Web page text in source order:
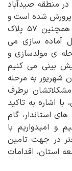
پلاک، اسناد مالکیت ۹۱ پلاک در منطقه صیدآباد
پرورش شده است و
به زودی به مرحله ی مزایده خواهد رسید. همچنین ۵۷ پلاک
آماده سازی می
ی مولدسازی و
بینی می کنیم
شهریور به مرحله
برطرف
اشاره به تاکید
استاندار، گام
و امیدواریم با
در جهت تامین
استان، اقدامات